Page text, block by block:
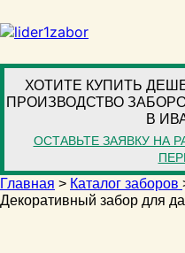
ХОТИТЕ КУПИТЬ
ПРОИЗВОДСТВО
В
ОСТАВЬТЕ ЗАЯВКУ НА
Главная > Каталог заборов
Декоративный забор для